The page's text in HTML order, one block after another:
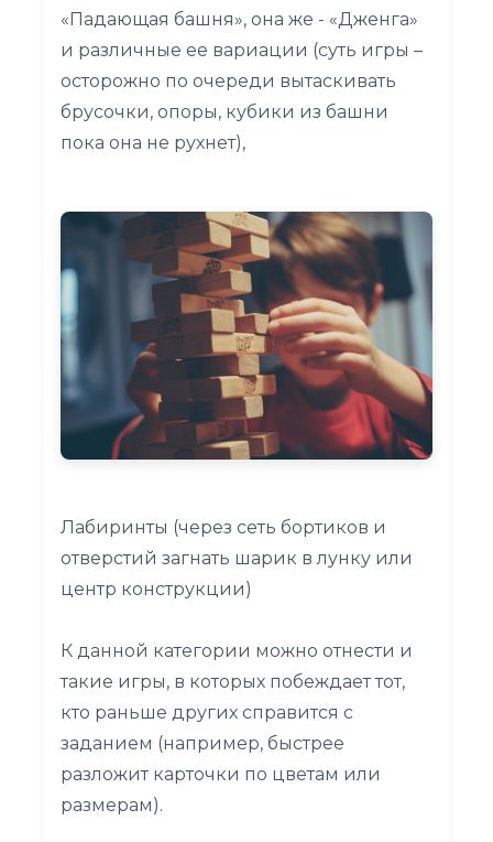
«Падающая башня», она же - «Дженга»
и различные ее вариации (суть игры –
осторожно по очереди вытаскивать
брусочки, опоры, кубики из башни
пока она не рухнет),
Лабиринты (через сеть бортиков и
отверстий загнать шарик в лунку или
центр конструкции)
К данной категории можно отнести и
такие игры, в которых побеждает тот,
кто раньше других справится с
заданием (например, быстрее
разложит карточки по цветам или
размерам).